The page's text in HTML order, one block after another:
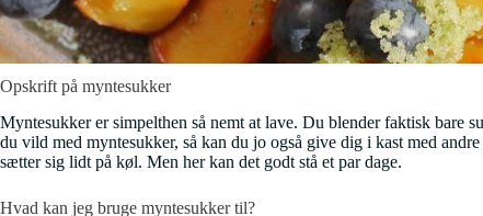
Opskrift på myntesukker
Myntesukker er simpelthen så nemt at lave. Du blender faktisk bare
du vild med myntesukker, så kan du jo også give dig i kast med
sætter sig lidt på køl. Men her kan det godt stå et par dage.
Hvad kan jeg bruge myntesukker til?